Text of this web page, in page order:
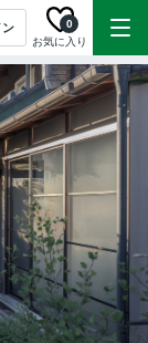
ン
お気に入り
0